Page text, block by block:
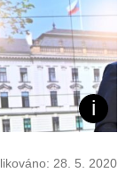
28. 5. 2020